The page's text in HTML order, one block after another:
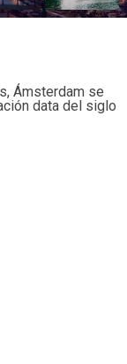
Ámsterdam se
data del siglo